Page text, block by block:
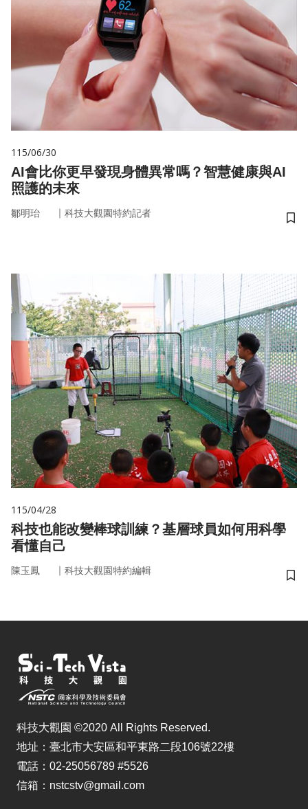
115/06/30
AI會比你更早發現身體異常嗎？智慧健康與AI
照護的未來
鄒明珆 ｜ 科技大觀園特約記者
儲
115/04/28
科技也能改變棒球訓練？基層球員如何用科學
看懂自己
陳玉鳳 ｜ 科技大觀園特約編輯
儲
科技大觀園 ©2020 All Rights Reserved.
地址：臺北市大安區和平東路二段106號22樓
電話：02-25056789 #5526
信箱：nstcstv@gmail.com